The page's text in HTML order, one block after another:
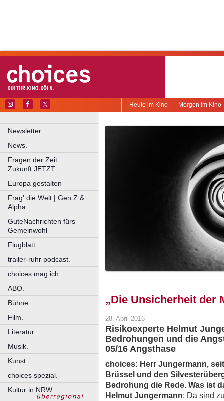
Morgen im Kino
Heute im Kino
Newsletter.
News.
Fragen der Zeit
Zukunft JETZT
Europa gestalten
Frag' die Welt | Gen Z &
Alpha
GuteNachrichten fürs
Gemeinwohl
Flugblatt.
trailer-ruhr podcast.
choices mag ich.
ABO.
Bühne.
Film.
Literatur.
Musik.
Kunst.
choices spezial.
Kultur in NRW.
„Die Unsicherheit der
28. April 2016
Risikoexperte Helmut
Bedrohungen und die
05/16 Angsthase
choices: Herr Jungermann,
Brüssel und den
Bedrohung die Rede. Was ist
Helmut Jungermann: Da sind